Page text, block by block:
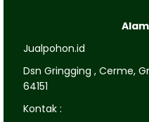
Jualpohon.id
Dsn Gringging , Cerme,
64151
Kontak :